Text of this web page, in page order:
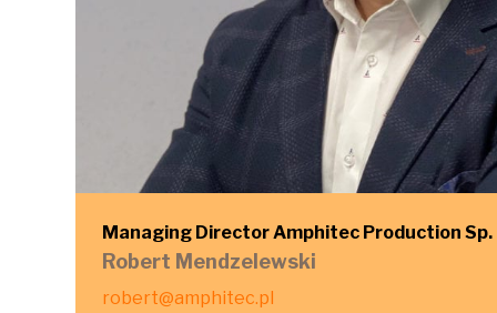
Managing Director Amphitec Production Sp.
Robert Mendzelewski
robert@amphitec.pl